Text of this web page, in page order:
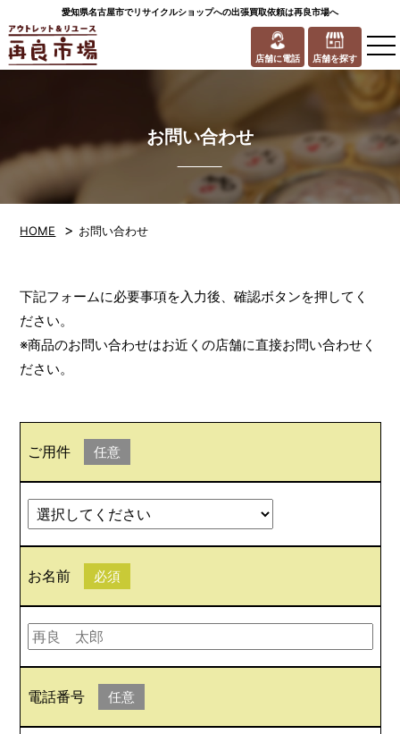
愛知県名古屋市でリサイクルショップへの出張買取依頼は再良市場へ
店舗に電話 店舗を探す
お問い合わせ
HOME > お問い合わせ
下記フォームに必要事項を入力後、確認ボタンを押してく
ださい。
※商品のお問い合わせはお近くの店舗に直接お問い合わせく
ださい。
ご用件 任意
お名前 必須
電話番号 任意